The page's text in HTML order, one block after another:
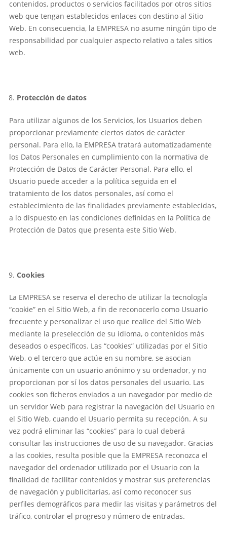
contenidos, productos o servicios facilitados por otros sitios
web que tengan establecidos enlaces con destino al Sitio
Web. En consecuencia, la EMPRESA no asume ningún tipo de
responsabilidad por cualquier aspecto relativo a tales sitios
web.
Protección de datos
Para utilizar algunos de los Servicios, los Usuarios deben
proporcionar previamente ciertos datos de carácter
personal. Para ello, la EMPRESA tratará automatizadamente
los Datos Personales en cumplimiento con la normativa de
Protección de Datos de Carácter Personal. Para ello, el
Usuario puede acceder a la política seguida en el
tratamiento de los datos personales, así como el
establecimiento de las finalidades previamente establecidas,
a lo dispuesto en las condiciones definidas en la Política de
Protección de Datos que presenta este Sitio Web.
Cookies
La EMPRESA se reserva el derecho de utilizar la tecnología
“cookie” en el Sitio Web, a fin de reconocerlo como Usuario
frecuente y personalizar el uso que realice del Sitio Web
mediante la preselección de su idioma, o contenidos más
deseados o específicos. Las “cookies” utilizadas por el Sitio
Web, o el tercero que actúe en su nombre, se asocian
únicamente con un usuario anónimo y su ordenador, y no
proporcionan por sí los datos personales del usuario. Las
cookies son ficheros enviados a un navegador por medio de
un servidor Web para registrar la navegación del Usuario en
el Sitio Web, cuando el Usuario permita su recepción. A su
vez podrá eliminar las “cookies” para lo cual deberá
consultar las instrucciones de uso de su navegador. Gracias
a las cookies, resulta posible que la EMPRESA reconozca el
navegador del ordenador utilizado por el Usuario con la
finalidad de facilitar contenidos y mostrar sus preferencias
de navegación y publicitarias, así como reconocer sus
perfiles demográficos para medir las visitas y parámetros del
tráfico, controlar el progreso y número de entradas.